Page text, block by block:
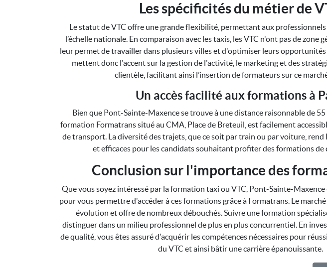
Les spécificités du métier de
Le statut de VTC offre une grande flexibilité, permettant aux
l’échelle nationale. En comparaison avec les taxis, les VTC n'ont pas de zone
leur permet de travailler dans plusieurs villes et d'optimiser leurs opportunités
mettent donc l'accent sur la gestion de l'activité, le marketing et des
clientèle, facilitant ainsi l’insertion de formateurs sur ce
Un accès facilité aux formations à
Bien que Pont-Sainte-Maxence se trouve à une distance raisonnable de 55
formation Formatrans situé au CMA, Place de Breteuil, est facilement
de transport. La diversité des trajets, que ce soit par train ou par voiture,
et efficaces pour les candidats souhaitant profiter des formations de
Conclusion sur l'importance des
Que vous soyez intéressé par la formation taxi ou VTC, Pont-Sainte-
pour vous permettre d'accéder à ces formations grâce à Formatrans. Le
évolution et offre de nombreux débouchés. Suivre une formation
distinguer dans un milieu professionnel de plus en plus concurrentiel. En
de qualité, vous êtes assuré d'acquérir les compétences nécessaires pour
du VTC et ainsi bâtir une carrière épanouissante.